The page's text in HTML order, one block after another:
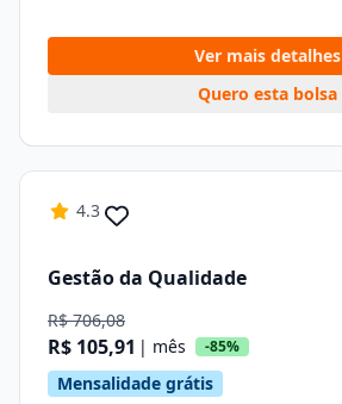
Ver mais detalhes
Quero esta bolsa
4.3
Gestão da Qualidade
R$ 706,08
R$ 105,91 | mês -85%
Mensalidade grátis